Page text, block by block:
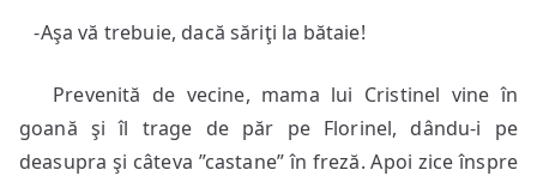
-Aşa vă trebuie, dacă săriţi la bătaie!
Prevenită de vecine, mama lui Cristinel vine în
goană şi îl trage de păr pe Florinel, dându-i pe
deasupra şi câteva ”castane” în freză. Apoi zice înspre